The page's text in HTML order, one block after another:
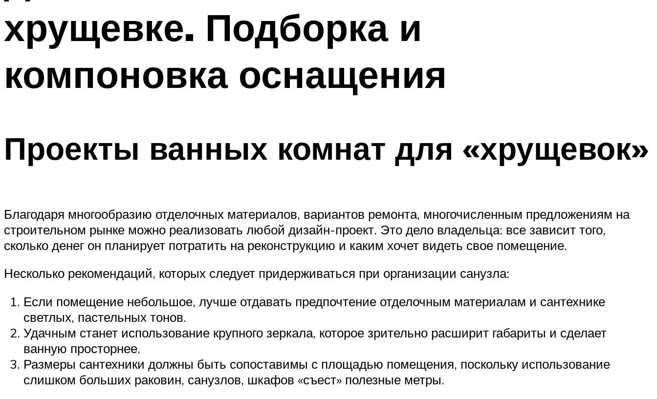
хрущевке. Подборка и
компоновка оснащения
Проекты ванных комнат для «хрущевок»
Благодаря многообразию отделочных материалов, вариантов ремонта, многочисленным предложениям на
строительном рынке можно реализовать любой дизайн-проект. Это дело владельца: все зависит того,
сколько денег он планирует потратить на реконструкцию и каким хочет видеть свое помещение.
Несколько рекомендаций, которых следует придерживаться при организации санузла:
Если помещение небольшое, лучше отдавать предпочтение отделочным материалам и сантехнике
светлых, пастельных тонов.
Удачным станет использование крупного зеркала, которое зрительно расширит габариты и сделает
ванную просторнее.
Размеры сантехники должны быть сопоставимы с площадью помещения, поскольку использование
слишком больших раковин, санузлов, шкафов «съест» полезные метры.